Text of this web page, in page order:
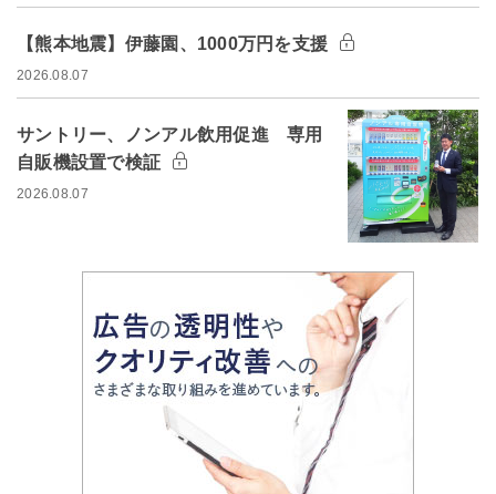
【熊本地震】伊藤園、1000万円を支援
2026.08.07
サントリー、ノンアル飲用促進 専用
自販機設置で検証
2026.08.07